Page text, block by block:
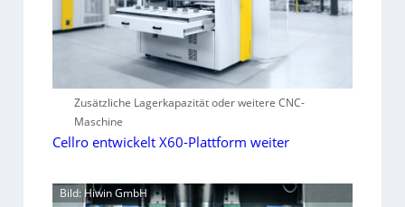
Zusätzliche Lagerkapazität oder weitere CNC-
Maschine
Cellro entwickelt X60-Plattform weiter
Bild: Hiwin GmbH